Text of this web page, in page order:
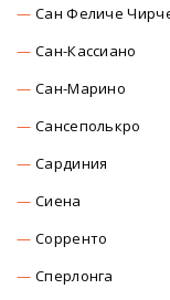
Сан Феличе
Сан-Кассиано
Сан-Марино
Сансеполькро
Сардиния
Сиена
Сорренто
Сперлонга